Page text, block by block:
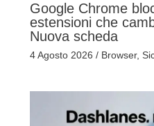
Google Chrome
estensioni che
Nuova scheda
4 Agosto 2026 / Browser,